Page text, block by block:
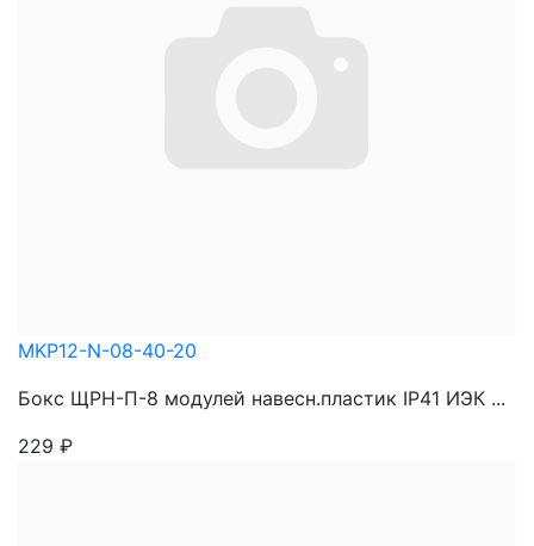
MKP12-N-08-40-20
Бокс ЩРН-П-8 модулей навесн.пластик IP41 ИЭК ...
229 ₽